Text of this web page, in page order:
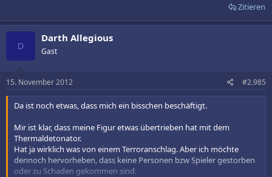
Zitieren
D
Darth Allegious
Gast
15. November 2012 #2.985
Da ist noch etwas, dass mich ein bisschen beschäftigt.
Mir ist klar, dass meine Figur etwas übertrieben hat mit dem
Thermaldetonator.
Hat ja wirklich was von einem Terroranschlag. Aber ich möchte
dennoch hervorheben, dass keine Personen bzw Spieler gestorben
oder zu Schaden gekommen sind.